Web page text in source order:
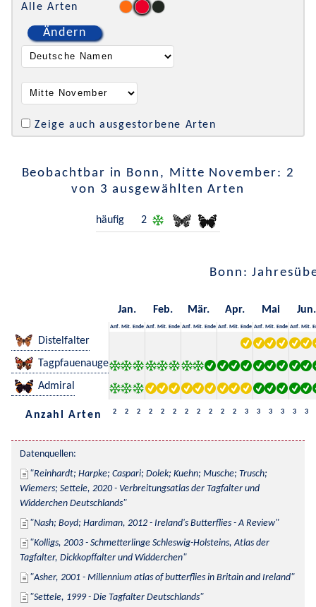
Alle Arten
Ändern
Zeige auch ausgestorbene Arten
Beobachtbar in Bonn, Mitte November: 2
von 3 ausgewählten Arten
häufig 2
Bonn:
Jan. Feb. Mär. Apr. Mai Jun.
Anf. Mit. Ende Anf. Mit. Ende Anf. Mit. Ende Anf. Mit. Ende Anf. Mit. Ende Anf. Mit.
Distelfalter
Tagpfauenauge
Admiral
Anzahl Arten 2 2 2 2 2 2 2 2 2 2 2 3 3 3 3 3 3
Datenquellen:
Reinhardt; Harpke; Caspari; Dolek; Kuehn; Musche; Trusch;
Wiemers; Settele, 2020 - Verbreitungsatlas der Tagfalter und
Widderchen Deutschlands
Nash; Boyd; Hardiman, 2012 - Ireland's Butterflies - A Review
Kolligs, 2003 - Schmetterlinge Schleswig-Holsteins, Atlas der
Tagfalter, Dickkopffalter und Widderchen
Asher, 2001 - Millennium atlas of butterflies in Britain and Ireland
Settele, 1999 - Die Tagfalter Deutschlands